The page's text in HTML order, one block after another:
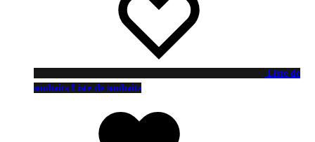
Liste de
souhaits Liste de souhaits